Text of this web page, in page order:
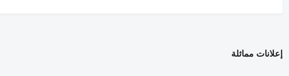
إعلانات مماثلة